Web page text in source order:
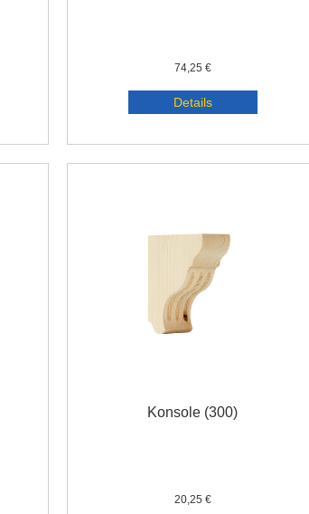
74,25 €
Details
Konsole (300)
20,25 €